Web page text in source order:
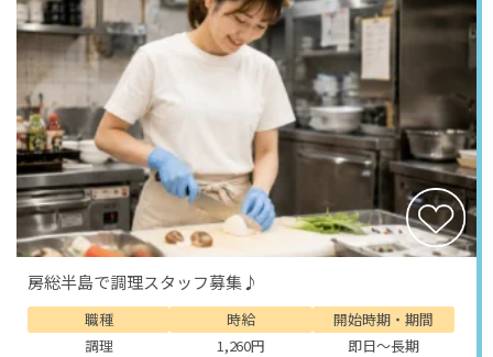
房総半島で調理スタッフ募集♪
職種
調理
時給
1,260円
開始時期・期間
即日～長期